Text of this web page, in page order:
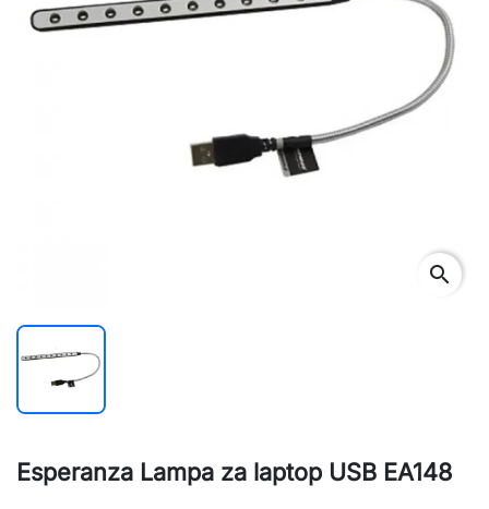
search
Esperanza Lampa za laptop USB EA148